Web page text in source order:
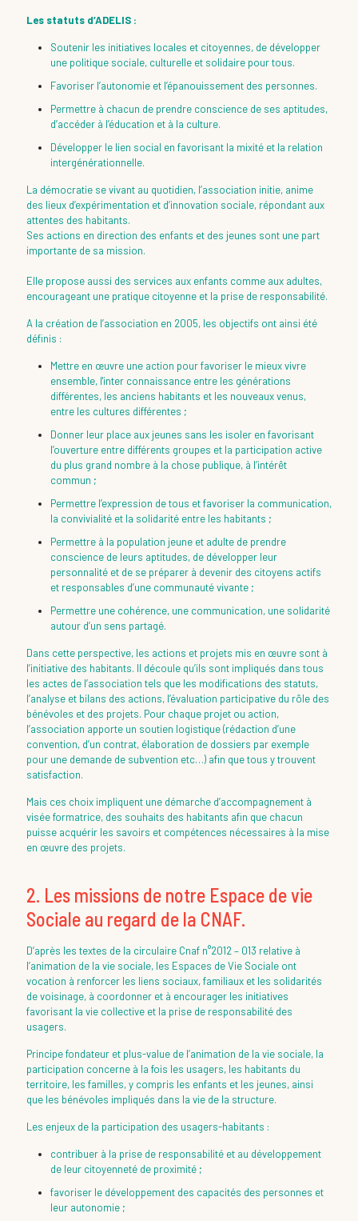
Les statuts d’ADELIS :
Soutenir les initiatives locales et citoyennes, de développer
une politique sociale, culturelle et solidaire pour tous.
Favoriser l’autonomie et l’épanouissement des personnes.
Permettre à chacun de prendre conscience de ses aptitudes,
d’accéder à l’éducation et à la culture.
Développer le lien social en favorisant la mixité et la relation
intergénérationnelle.
La démocratie se vivant au quotidien, l’association initie, anime
des lieux d’expérimentation et d’innovation sociale, répondant aux
attentes des habitants.
Ses actions en direction des enfants et des jeunes sont une part
importante de sa mission.
Elle propose aussi des services aux enfants comme aux adultes,
encourageant une pratique citoyenne et la prise de responsabilité.
A la création de l’association en 2005, les objectifs ont ainsi été
définis :
Mettre en œuvre une action pour favoriser le mieux vivre
ensemble, l'inter connaissance entre les générations
différentes, les anciens habitants et les nouveaux venus,
entre les cultures différentes ;
Donner leur place aux jeunes sans les isoler en favorisant
l’ouverture entre différents groupes et la participation active
du plus grand nombre à la chose publique, à l’intérêt
commun ;
Permettre l’expression de tous et favoriser la communication,
la convivialité et la solidarité entre les habitants ;
Permettre à la population jeune et adulte de prendre
conscience de leurs aptitudes, de développer leur
personnalité et de se préparer à devenir des citoyens actifs
et responsables d’une communauté vivante ;
Permettre une cohérence, une communication, une solidarité
autour d’un sens partagé.
Dans cette perspective, les actions et projets mis en œuvre sont à
l’initiative des habitants. Il découle qu’ils sont impliqués dans tous
les actes de l’association tels que les modifications des statuts,
l’analyse et bilans des actions, l’évaluation participative du rôle des
bénévoles et des projets. Pour chaque projet ou action,
l’association apporte un soutien logistique (rédaction d’une
convention, d’un contrat, élaboration de dossiers par exemple
pour une demande de subvention etc…) afin que tous y trouvent
satisfaction.
Mais ces choix impliquent une démarche d’accompagnement à
visée formatrice, des souhaits des habitants afin que chacun
puisse acquérir les savoirs et compétences nécessaires à la mise
en œuvre des projets.
2. Les missions de notre Espace de vie
Sociale au regard de la CNAF.
D’après les textes de la circulaire Cnaf n°2012 – 013 relative à
l’animation de la vie sociale, les Espaces de Vie Sociale ont
vocation à renforcer les liens sociaux, familiaux et les solidarités
de voisinage, à coordonner et à encourager les initiatives
favorisant la vie collective et la prise de responsabilité des
usagers.
Principe fondateur et plus-value de l’animation de la vie sociale, la
participation concerne à la fois les usagers, les habitants du
territoire, les familles, y compris les enfants et les jeunes, ainsi
que les bénévoles impliqués dans la vie de la structure.
Les enjeux de la participation des usagers-habitants :
contribuer à la prise de responsabilité et au développement
de leur citoyenneté de proximité ;
favoriser le développement des capacités des personnes et
leur autonomie ;